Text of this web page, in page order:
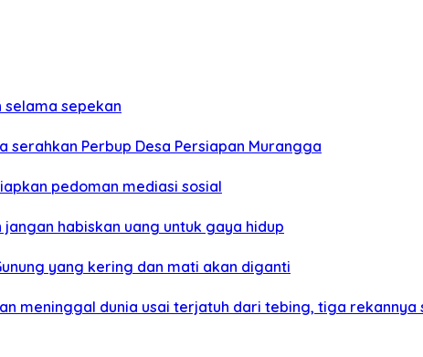
selama sepekan
serahkan Perbup Desa Persiapan Murangga
pedoman mediasi sosial
habiskan uang untuk gaya hidup
yang kering dan mati akan diganti
meninggal dunia usai terjatuh dari tebing, tiga rekannya